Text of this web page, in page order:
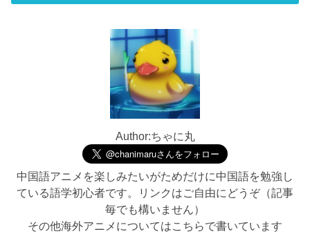
Author:ちゃに丸
中国語アニメを楽しみたいがためだけに中国語を勉強し
ている語学初心者です。リンクはご自由にどうぞ（記事
毎でも構いません）
その他海外アニメについてはこちらで書いています